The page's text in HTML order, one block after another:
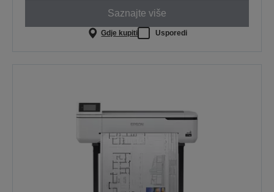
Saznajte više
Gdje kupiti Usporedi